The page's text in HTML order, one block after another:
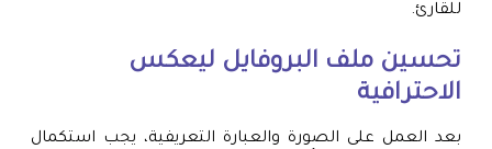
للقارئ.
تحسين ملف البروفايل ليعكس
الاحترافية
بعد العمل على الصورة والعبارة التعريفية، يجب استكمال